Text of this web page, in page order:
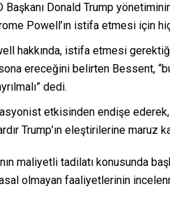
Donald Trump yönetiminin
Powell’ın istifa etmesi için
hakkında, istifa etmesi
ereceğini belirten Bessent,
dedi.
etkisinden endişe
Trump’ın eleştirilerine maruz
maliyetli tadilatı konusunda
olmayan faaliyetlerinin